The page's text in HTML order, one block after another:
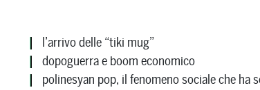
l’arrivo delle “tiki mug”
dopoguerra e boom economico
polinesyan pop, il fenomeno sociale che ha